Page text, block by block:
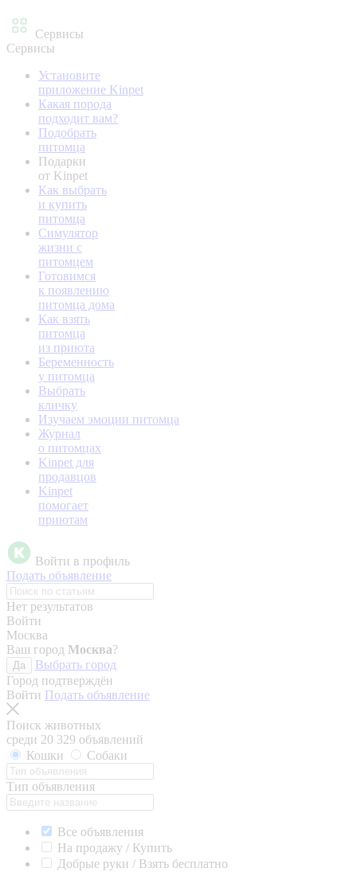
Сервисы
Сервисы
Установите
приложение Kinpet
Какая порода
подходит вам?
Подобрать
питомца
Подарки
от Kinpet
Как выбрать
и купить
питомца
Симулятор
жизни с
питомцем
Готовимся
к появлению
питомца дома
Как взять
питомца
из приюта
Беременность
у питомца
Выбрать
кличку
Изучаем эмоции питомца
Журнал
о питомцах
Kinpet для
продавцов
Kinpet
помогает
приютам
Войти в профиль
Подать объявление
Нет результатов
Войти
Москва
Ваш город Москва?
Да
Выбрать город
Город подтверждён
Войти Подать объявление
Поиск животных
среди 20 329 объявлений
Кошки
Собаки
Тип объявления
Все объявления
На продажу / Купить
Добрые руки / Взять бесплатно